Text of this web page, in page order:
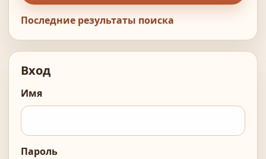
Последние результаты поиска
Вход
Имя
Пароль